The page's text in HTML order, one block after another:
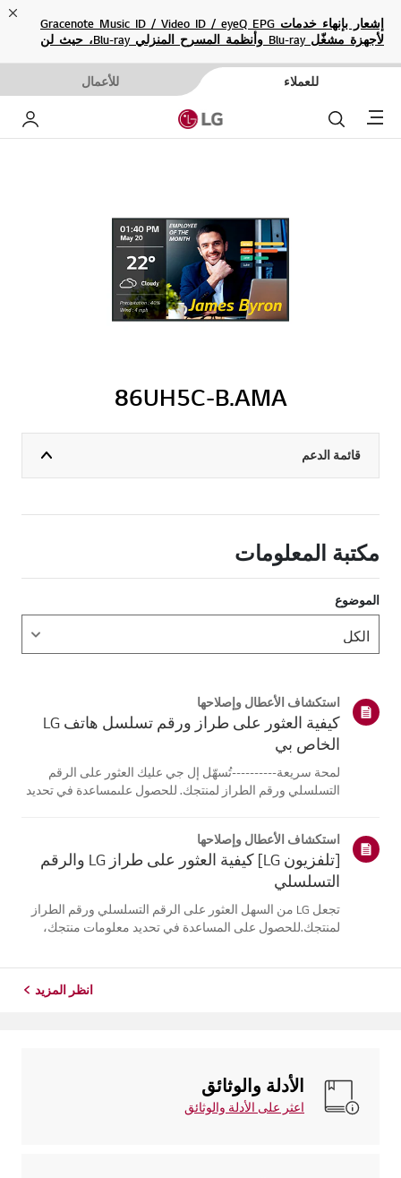
إشعار بإنهاء خدمات Gracenote Music ID / Video ID / eyeQ EPG
لأجهزة مشغّل Blu-ray وأنظمة المسرح المنزلي Blu-ray، حيث لن
للعملاء للأعمال
Menu بحث
86UH5C-B.AMA
قائمة الدعم
مكتبة المعلومات
الموضوع
استكشاف الأعطال وإصلاحها
كيفية العثور على طراز ورقم تسلسل هاتف LG
الخاص بي
لمحة سريعة----------تُسهّل إل جي عليك العثور على الرقم
التسلسلي ورقم الطراز لمنتجك. للحصول علىمساعدة في تحديد
تختلف الصور أو ا...
استكشاف الأعطال وإصلاحها
[تلفزيون LG] كيفية العثور على طراز LG والرقم
التسلسلي
تجعل LG من السهل العثور على الرقم التسلسلي ورقم الطراز
لمنتجك.للحصول على المساعدة في تحديد معلومات منتجك،
انظر المزيد
الأدلة والوثائق
اعثر على الأدلة والوثائق